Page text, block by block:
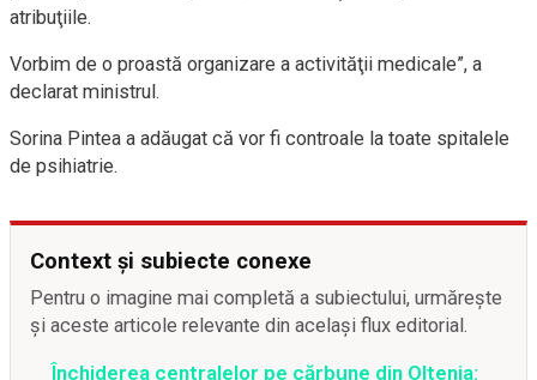
atribuţiile.
Vorbim de o proastă organizare a activităţii medicale”, a
declarat ministrul.
Sorina Pintea a adăugat că vor fi controale la toate spitalele
de psihiatrie.
Context și subiecte conexe
Pentru o imagine mai completă a subiectului, urmărește
și aceste articole relevante din același flux editorial.
Închiderea centralelor pe cărbune din Oltenia: